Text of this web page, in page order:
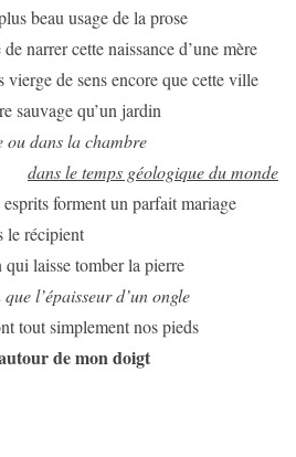
beau usage de la prose
de narrer cette naissance d’une mère
vierge de sens encore que cette ville
sauvage qu’un jardin
ou dans la chambre
dans le temps géologique du monde
esprits forment un parfait mariage
le récipient
qui laisse tomber la pierre
l’épaisseur d’un ongle
tout simplement nos pieds
de mon doigt